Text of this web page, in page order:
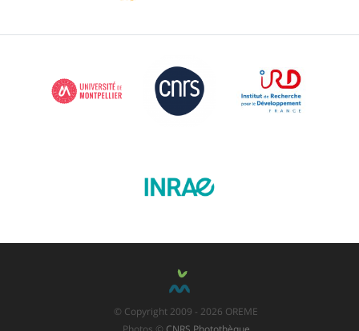
© Copyright 2009 - 2026 OREME